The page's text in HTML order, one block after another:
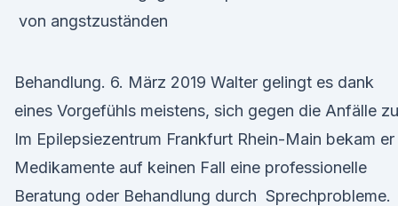
Behandlung. 6. März 2019 Walter gelingt es dank
eines Vorgefühls meistens, sich gegen die Anfälle zu
Im Epilepsiezentrum Frankfurt Rhein-Main bekam er
Medikamente auf keinen Fall eine professionelle
Beratung oder Behandlung durch Sprechprobleme.